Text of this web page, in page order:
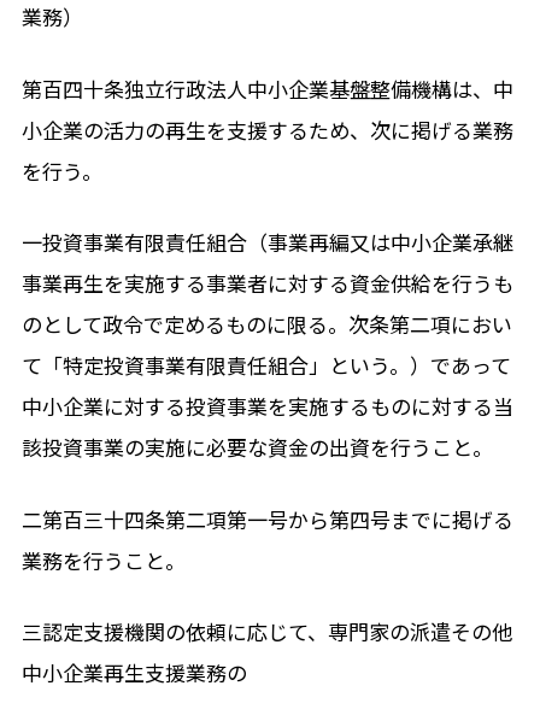
業務）
第百四十条独立行政法人中小企業基盤整備機構は、中
小企業の活力の再生を支援するため、次に掲げる業務
を行う。
一投資事業有限責任組合（事業再編又は中小企業承継
事業再生を実施する事業者に対する資金供給を行うも
のとして政令で定めるものに限る。次条第二項におい
て「特定投資事業有限責任組合」という。）であって
中小企業に対する投資事業を実施するものに対する当
該投資事業の実施に必要な資金の出資を行うこと。
二第百三十四条第二項第一号から第四号までに掲げる
業務を行うこと。
三認定支援機関の依頼に応じて、専門家の派遣その他
中小企業再生支援業務の